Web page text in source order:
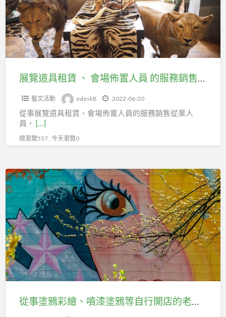
百
貨
行
售
租
賃
、
會
場
銷
售
從
業
人
員，
快
加
入
展覽道具租賃 、 會場佈置人員 的服務銷售從業人員，快加入台北市百貨行售貨職業工會
藝文活動 edesk8 2022-06-20
從事展覽道具租賃、會場佈置人員的服務銷售從業人
員， […]
總瀏覽557 , 今天瀏覽0
從
事
塗
鴉
彩
繪、
噴
漆
塗
從事塗鴉彩繪、噴漆塗鴉等自行開店的老闆或員工，趕快加入台北市百貨行售貨職業工會